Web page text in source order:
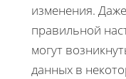
изменения.
правильной
могут
данных в